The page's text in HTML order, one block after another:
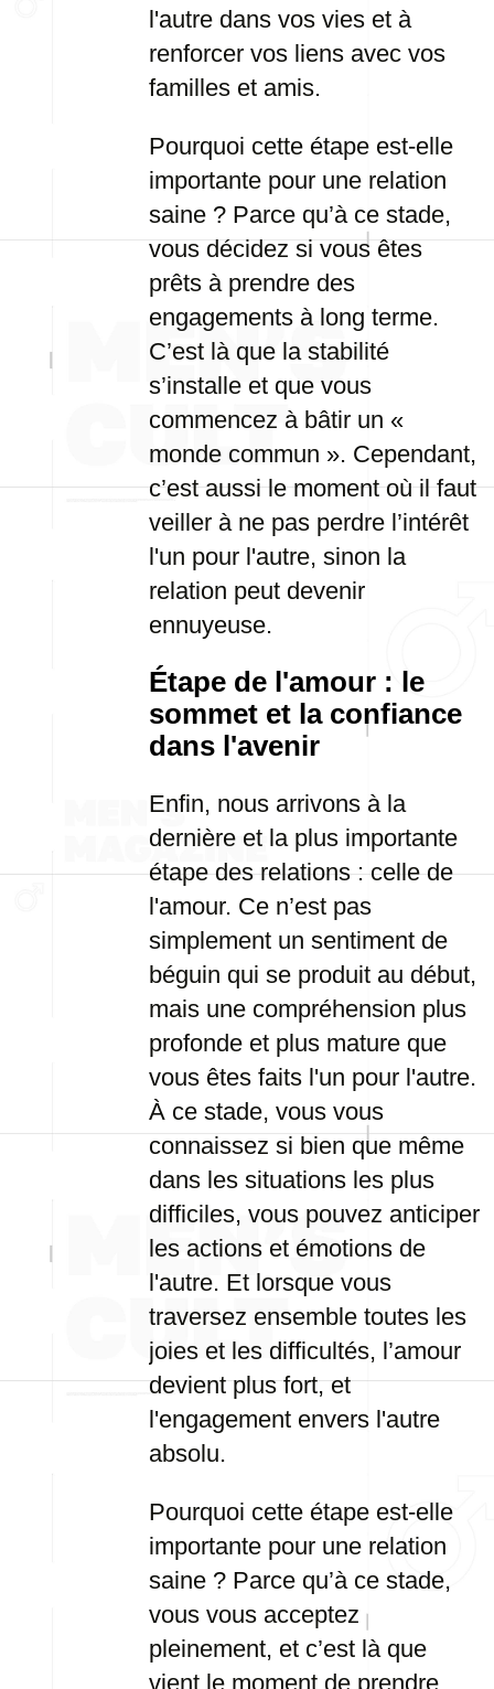
l'autre dans vos vies et à
renforcer vos liens avec vos
familles et amis.
Pourquoi cette étape est-elle
importante pour une relation
saine ? Parce qu’à ce stade,
vous décidez si vous êtes
prêts à prendre des
engagements à long terme.
C’est là que la stabilité
s’installe et que vous
commencez à bâtir un «
monde commun ». Cependant,
c’est aussi le moment où il faut
veiller à ne pas perdre l’intérêt
l'un pour l'autre, sinon la
relation peut devenir
ennuyeuse.
Étape de l'amour : le
sommet et la confiance
dans l'avenir
Enfin, nous arrivons à la
dernière et la plus importante
étape des relations : celle de
l'amour. Ce n’est pas
simplement un sentiment de
béguin qui se produit au début,
mais une compréhension plus
profonde et plus mature que
vous êtes faits l'un pour l'autre.
À ce stade, vous vous
connaissez si bien que même
dans les situations les plus
difficiles, vous pouvez anticiper
les actions et émotions de
l'autre. Et lorsque vous
traversez ensemble toutes les
joies et les difficultés, l’amour
devient plus fort, et
l'engagement envers l'autre
absolu.
Pourquoi cette étape est-elle
importante pour une relation
saine ? Parce qu’à ce stade,
vous vous acceptez
pleinement, et c’est là que
vient le moment de prendre